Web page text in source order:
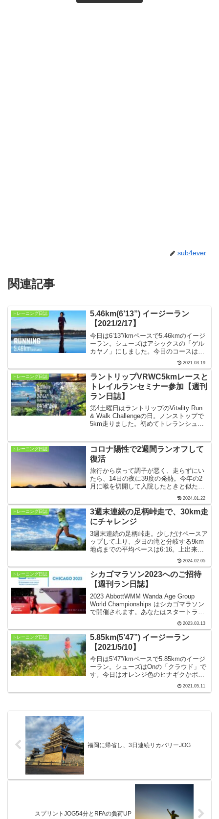
sub4ever
関連記事
トレーニング日誌
5.46km(6’13”) イージーラン
【2021/2/17】
今日は6’13”/kmペースで5.46kmのイージ
ーラン。シューズはアシックスの「ゲル
カヤノ」にしました。今日のコースは強
い海風を避けて材木座海岸から安国論
寺、妙法寺、大寶寺と巡る鎌倉街中コー
スです。大寶寺では咲き誇る花が迎えて
くれました。
2021.03.19
トレーニング日誌
ラントリップVRWC5kmレースと
トレイルランセミナー参加【週刊
ラン日誌】
第4土曜日はラントリップのVitality Run
& Walk Challengeの日。ノンストップで
5km走りました。初めてトレランシュー
10月18日〜24日】
トレーニング日誌
コロナ陽性で2週間ランオフして
復活
旅行から戻って調子が悪く、走らずにい
たら、14日の夜に39度の発熱。今年の2
月に喉を切開して入院したときと似た症
状で焦りました。結局、コロナ陽性で、
22日に2週間ぶりにランを再開。25日の
39分のベースJOGは、キロ6:13が精一杯
でした。
2024.01.22
トレーニング日誌
3週末連続の足柄峠走で、30km走
にチャレンジ
3週末連続の足柄峠走。少しだけペースア
ップして上り、夕日の滝と分岐する9km
地点までの平均ペースは6:16。上出来で
す。足柄万葉公園、足柄城址で止まら
ず、ノンストップで15km地点の誓いの鐘
へ。復路はどっと疲れが出たので、休み
つつ戻りました。
2024.02.05
トレーニング日誌
シカゴマラソン2023へのご招待
【週刊ラン日誌】
2023 AbbottWMM Wanda Age Group
World Championships はシカゴマラソン
で開催されます。あなたはスタートライ
メールが届きました。【2023年3月1日〜
12日】
2023.03.13
トレーニング日誌
5.85km(5’47”) イージーラン
【2021/5/10】
今日は5’47”/kmペースで5.85kmのイージ
ーラン。シューズはOnの「クラウド」で
す。今日はオレンジ色のヒナギクかポピ
ーがきれいに咲いているかなあと期待し
て、小坪漁港から坂を登って住宅地の先
2021.05.11
福岡に帰省し、3日連続リカバリーJOG
スプリントJOG54分とRFAの負荷UP